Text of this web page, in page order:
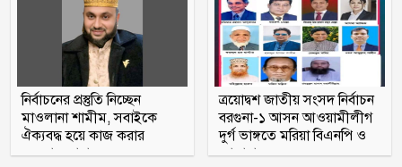
নির্বাচনের প্রস্তুতি নিচ্ছেন
মাওলানা শামীম, সবাইকে
ঐক্যবদ্ধ হয়ে কাজ করার
অহব্বান জানান
ত্রয়োদ্বশ জাতীয় সংসদ নির্বাচন
বরগুনা-১ আসন আওয়ামীলীগ
দুর্গ ভাঙ্গতে মরিয়া বিএনপি ও
জামায়াত